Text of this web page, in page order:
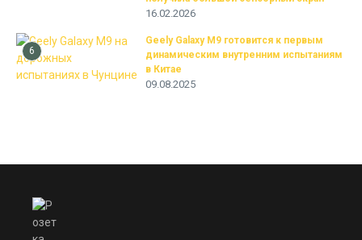
16.02.2026
6
Geely Galaxy M9 готовится к первым
динамическим внутренним испытаниям
в Китае
09.08.2025